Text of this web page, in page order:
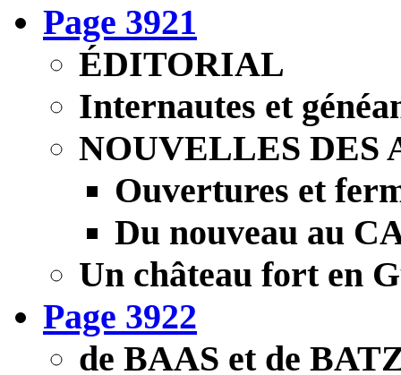
Page 3921
ÉDITORIAL
Internautes et
NOUVELLES DES
Ouvertures et
Du nouveau au
Un château fort en
Page 3922
de BAAS et de